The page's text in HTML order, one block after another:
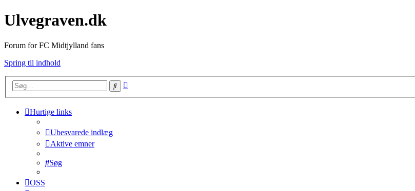
Ulvegraven.dk
Forum for FC Midtjylland fans
Spring til indhold
Søg
Hurtige links
Ubesvarede indlæg
Aktive emner
Søg
OSS